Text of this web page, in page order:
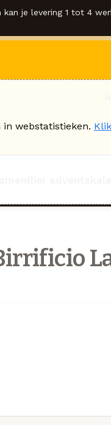
je levering 1 tot 4
webstatistieken.